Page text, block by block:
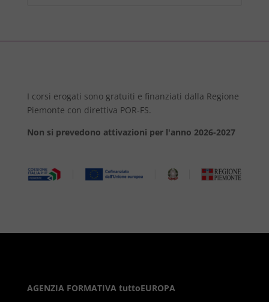
I corsi erogati sono gratuiti e finanziati dalla Regione
Piemonte con direttiva POR-FS.
Non si prevedono attivazioni per l'anno 2026-2027
AGENZIA FORMATIVA tuttoEUROPA